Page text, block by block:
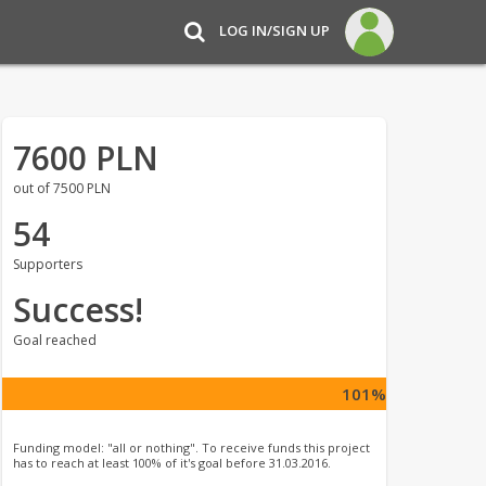
LOG IN/SIGN UP
7600 PLN
out of 7500 PLN
54
Supporters
Success!
Goal reached
101%
Funding model: "all or nothing". To receive funds this project
has to reach at least 100% of it's goal before 31.03.2016.